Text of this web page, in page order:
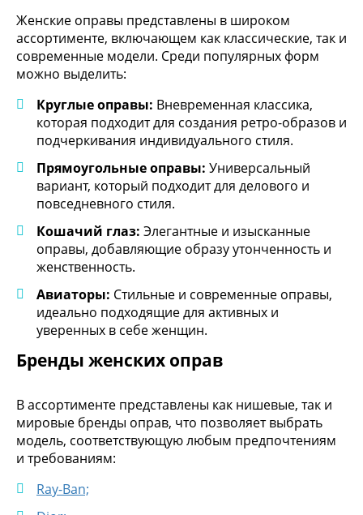
Женские оправы представлены в широком
ассортименте, включающем как классические, так и
современные модели. Среди популярных форм
можно выделить:
Круглые оправы: Вневременная классика,
которая подходит для создания ретро-образов и
подчеркивания индивидуального стиля.
Прямоугольные оправы: Универсальный
вариант, который подходит для делового и
повседневного стиля.
Кошачий глаз: Элегантные и изысканные
оправы, добавляющие образу утонченность и
женственность.
Авиаторы: Стильные и современные оправы,
идеально подходящие для активных и
уверенных в себе женщин.
Бренды женских оправ
В ассортименте представлены как нишевые, так и
мировые бренды оправ, что позволяет выбрать
модель, соответствующую любым предпочтениям
и требованиям:
Ray-Ban;